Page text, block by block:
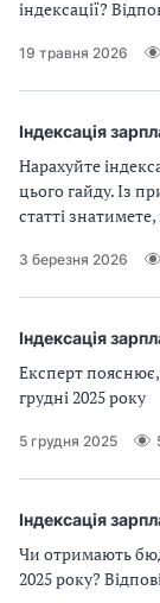
індексації?
19 травня 2026
Індексація
Нарахуйте
цього гайду. Із
статті
3 березня 2026
Індексація
Експерт
грудні 2025 року
5 грудня 2025
Індексація
Чи отримають
2025 року?